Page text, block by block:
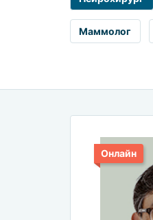
Маммолог
Онлайн